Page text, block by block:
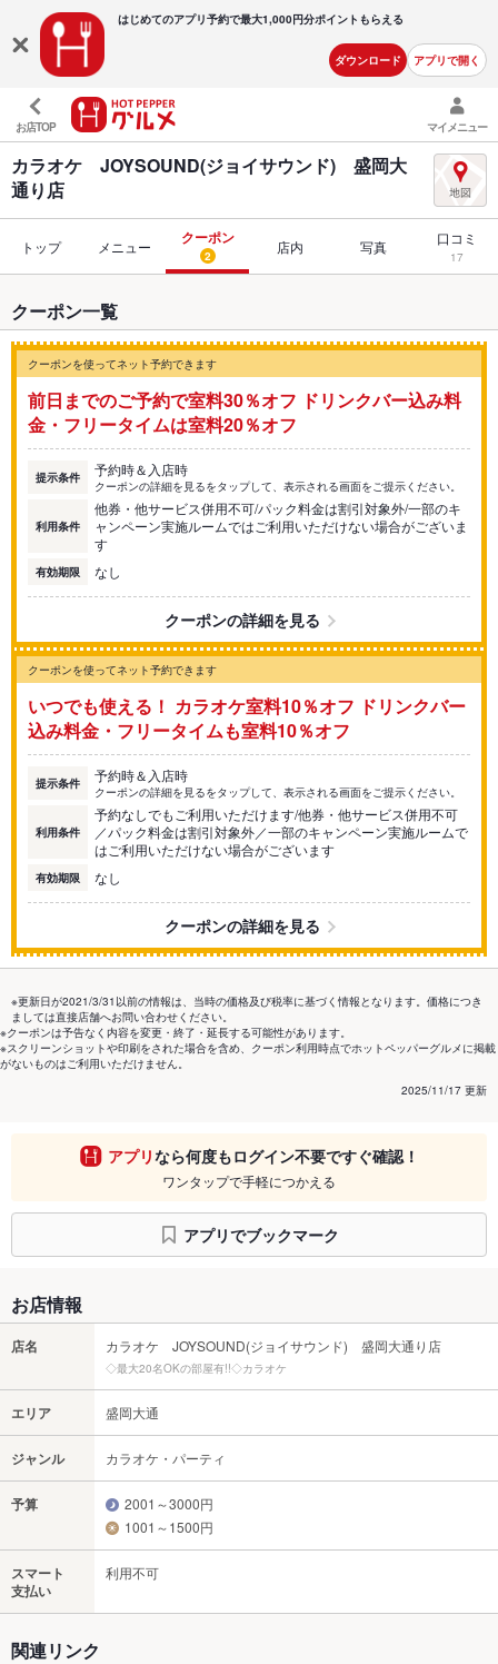
はじめてのアプリ予約で最大1,000円分ポイントもらえる
ダウンロード アプリで開く
お店TOP マイメニュー
カラオケ JOYSOUND(ジョイサウンド) 盛岡大
通り店
トップ メニュー クーポン
2 店内 写真 口コミ
17
クーポン一覧
クーポンを使ってネット予約できます
前日までのご予約で室料30％オフ ドリンクバー込み料
金・フリータイムは室料20％オフ
提示条件 予約時＆入店時
クーポンの詳細を見るをタップして、表示される画面をご提示ください。
利用条件
他券・他サービス併用不可/パック料金は割引対象外/一部のキ
ャンペーン実施ルームではご利用いただけない場合がございま
す
有効期限 なし
クーポンの詳細を見る
クーポンを使ってネット予約できます
いつでも使える！ カラオケ室料10％オフ ドリンクバー
込み料金・フリータイムも室料10％オフ
提示条件 予約時＆入店時
クーポンの詳細を見るをタップして、表示される画面をご提示ください。
利用条件
予約なしでもご利用いただけます/他券・他サービス併用不可
／パック料金は割引対象外／一部のキャンペーン実施ルームで
はご利用いただけない場合がございます
有効期限 なし
クーポンの詳細を見る
※更新日が2021/3/31以前の情報は、当時の価格及び税率に基づく情報となります。価格につき
ましては直接店舗へお問い合わせください。
※クーポンは予告なく内容を変更・終了・延長する可能性があります。
※スクリーンショットや印刷をされた場合を含め、クーポン利用時点でホットペッパーグルメに掲載
がないものはご利用いただけません。
2025/11/17 更新
アプリなら何度もログイン不要ですぐ確認！
ワンタップで手軽につかえる
アプリでブックマーク
お店情報
店名 カラオケ JOYSOUND(ジョイサウンド) 盛岡大通り店
◇最大20名OKの部屋有!!◇カラオケ
エリア 盛岡大通
ジャンル カラオケ・パーティ
予算
2001～3000円
1001～1500円
スマート
支払い
利用不可
関連リンク